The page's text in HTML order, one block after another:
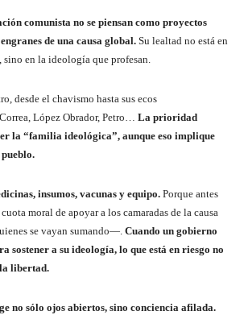
comunista no se piensan como proyectos
de una causa global. Su lealtad no está en
sino en la ideología que profesan.
desde el chavismo hasta sus ecos
López Obrador, Petro… La prioridad
la “familia ideológica”, aunque eso implique
insumos, vacunas y equipo. Porque antes
moral de apoyar a los camaradas de la causa
se vayan sumando—. Cuando un gobierno
sostener a su ideología, lo que está en riesgo no
libertad.
no sólo ojos abiertos, sino conciencia afilada.